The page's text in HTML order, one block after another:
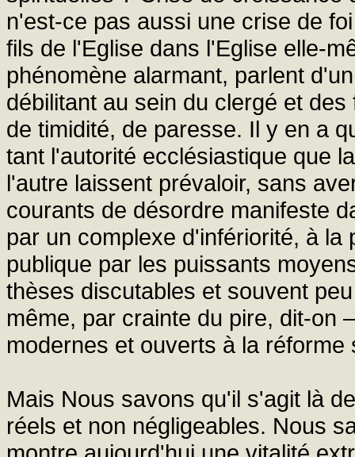
n'est-ce pas aussi une crise de
fils de l'Eglise dans l'Eglise elle-
phénomène alarmant, parlent
débilitant au sein du clergé et
de timidité, de paresse. Il y en a
tant l'autorité ecclésiastique que
l'autre laissent prévaloir, sans
courants de désordre manifeste
par un complexe d'infériorité, à
publique par les puissants
thèses discutables et souvent
même, par crainte du pire, dit-
modernes et ouverts à la réforme
Mais Nous savons qu'il s'agit là
réels et non négligeables. Nous